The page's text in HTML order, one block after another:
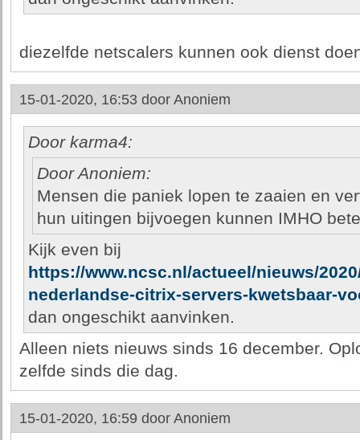
diezelfde netscalers kunnen ook dienst
15-01-2020, 16:53 door Anoniem
Door karma4:
Door Anoniem:
Mensen die paniek lopen te zaaien en
hun uitingen bijvoegen kunnen IMHO
Kijk even bij
https://www.ncsc.nl/actueel/nieuws/
nederlandse-citrix-servers-kwetsbaar-
dan ongeschikt aanvinken.
Alleen niets nieuws sinds 16 december.
zelfde sinds die dag.
15-01-2020, 16:59 door Anoniem